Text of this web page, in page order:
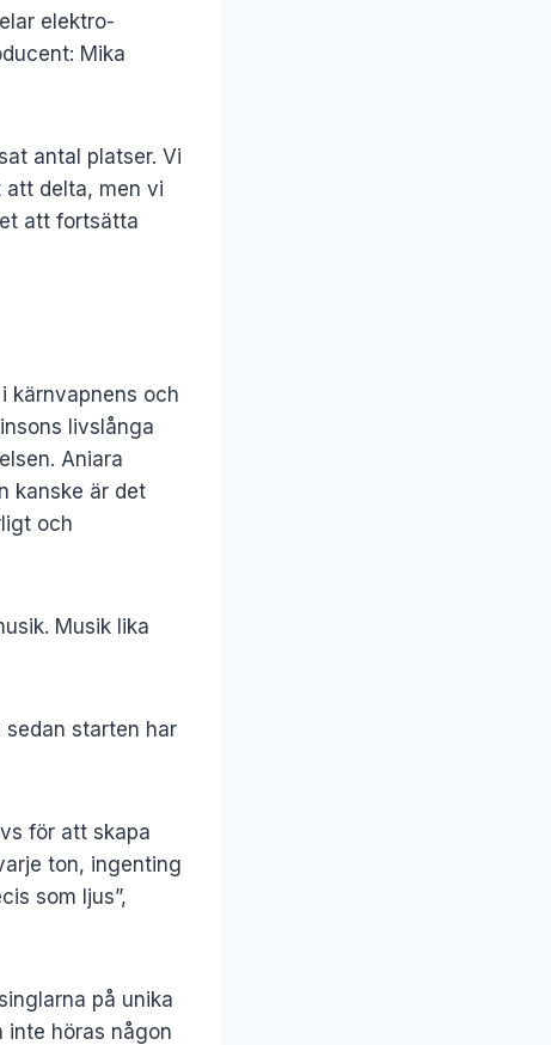
elektro-
Mika
antal platser. Vi
att delta, men vi
att fortsätta
kärnvapnens och
livslånga
Aniara
kanske är det
och
Musik lika
starten har
för att skapa
ton, ingenting
som ljus”,
på unika
inte höras någon